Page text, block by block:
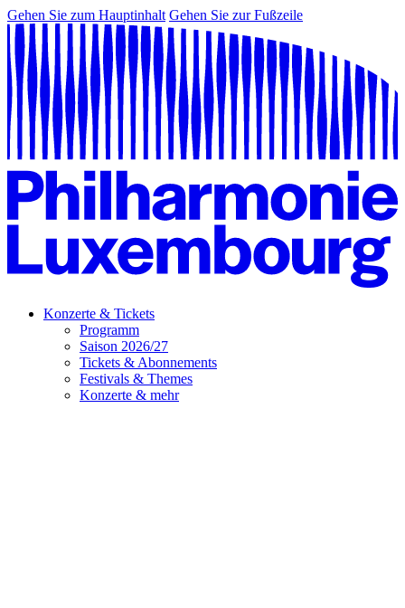
Gehen Sie zum Hauptinhalt Gehen Sie zur Fußzeile
Konzerte & Tickets
Programm
Saison 2026/27
Tickets & Abonnements
Festivals & Themes
Konzerte & mehr